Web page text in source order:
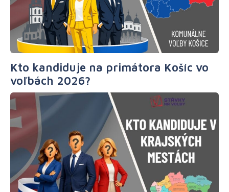
Kto kandiduje na primátora Košíc vo
voľbách 2026?